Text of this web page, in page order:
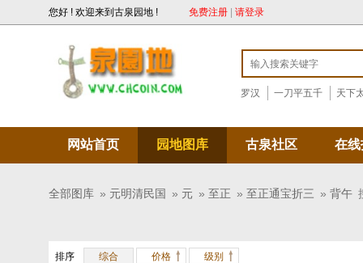
您好 ! 欢迎来到古泉园地 ! 免费注册 请登录
罗汉 一刀平五千 天下
网站首页 园地图库 古泉社区 在
全部图库 » 元明清民国 » 元 » 至正 » 至正通宝折三 » 背午
排序 综合 价格 级别